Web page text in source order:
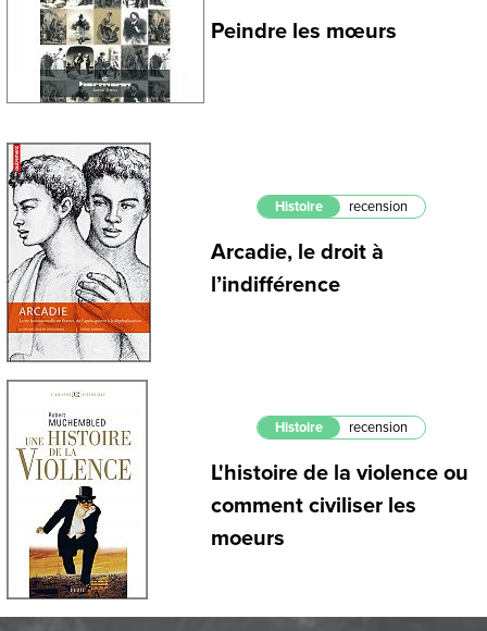
Peindre les mœurs
Histoire recension
Arcadie, le droit à
l’indifférence
Histoire recension
L'histoire de la violence ou
comment civiliser les
moeurs